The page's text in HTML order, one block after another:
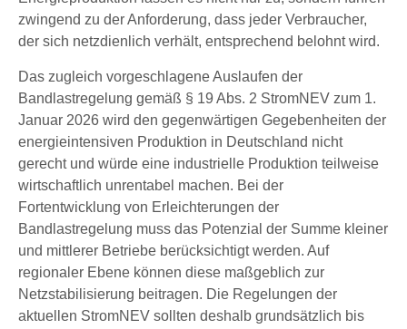
zwingend zu der Anforderung, dass jeder Verbraucher,
der sich netzdienlich verhält, entsprechend belohnt wird.
Das zugleich vorgeschlagene Auslaufen der
Bandlastregelung gemäß § 19 Abs. 2 StromNEV zum 1.
Januar 2026 wird den gegenwärtigen Gegebenheiten der
energieintensiven Produktion in Deutschland nicht
gerecht und würde eine industrielle Produktion teilweise
wirtschaftlich unrentabel machen. Bei der
Fortentwicklung von Erleichterungen der
Bandlastregelung muss das Potenzial der Summe kleiner
und mittlerer Betriebe berücksichtigt werden. Auf
regionaler Ebene können diese maßgeblich zur
Netzstabilisierung beitragen. Die Regelungen der
aktuellen StromNEV sollten deshalb grundsätzlich bis